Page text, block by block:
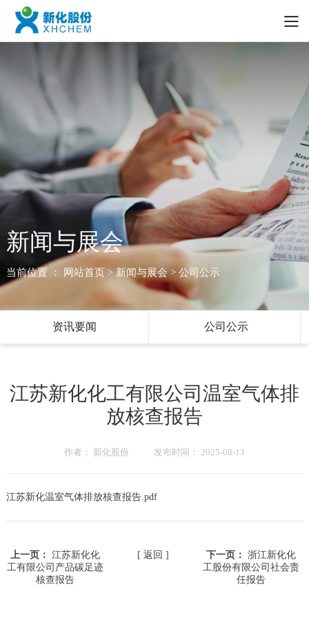
新闻与展会
当前位置 ： 网站首页> 新闻与展会 > 公司公示
资讯要闻 公司公示
江苏新化化工有限公司温室气体排
放核查报告
作者： 新化股份 发布时间： 2025-08-13
江苏新化温室气体排放核查报告.pdf
上一页： 江苏新化化
工有限公司产品碳足迹
核查报告
[ 返回 ] 下一页： 浙江新化化
工股份有限公司社会责
任报告